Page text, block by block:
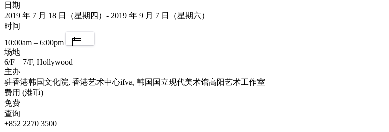
日期
2019 年 7 月 18 日（星期四）- 2019 年 9 月 7 日（星期六）
时间
10:00am – 6:00pm
场地
6/F – 7/F, Hollywood
主办
驻香港韩国文化院, 香港艺术中心ifva, 韩国国立现代美术馆高阳艺术工作室
费用 (港币)
免费
查询
+852 2270 3500